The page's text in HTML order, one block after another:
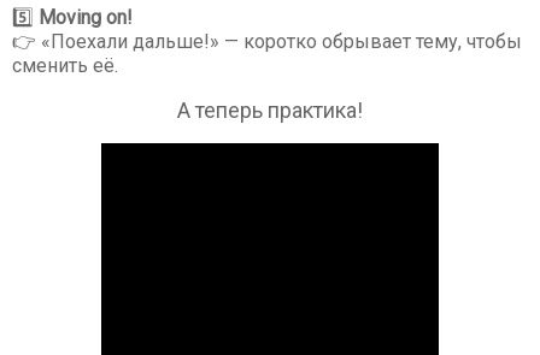
5️⃣ Moving on!
👉 «Поехали дальше!» — коротко обрывает тему, чтобы
сменить её.
А теперь практика!